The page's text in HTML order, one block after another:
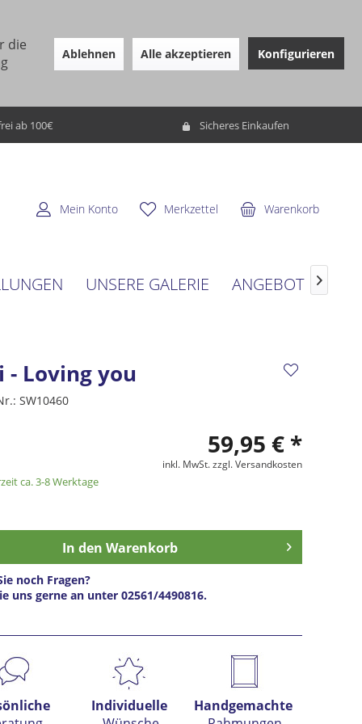
die
Ablehnen Alle akzeptieren Konfigurieren
ab 100€ Sicheres Einkaufen
Warenkorb
Merkzettel
Mein Konto
UNSERE GALERIE ANGEBOT 
- Loving you
SW10460
59,95 € *
inkl. MwSt.zzgl. Versandkosten
ca. 3-8 Werktage
In den Warenkorb
noch Fragen?
uns gerne an unter 02561/4490816.
anfragen
Individuelle
Handgemachte